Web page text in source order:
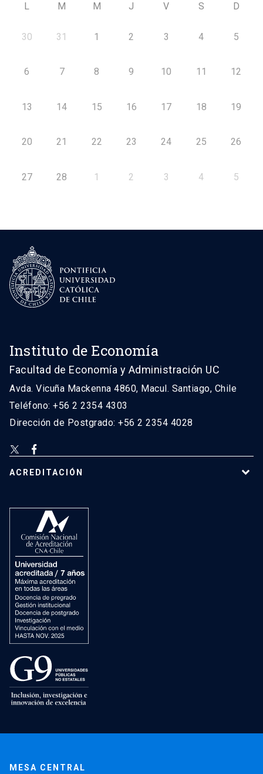
L M M J V S D
30 31 1 2 3 4 5
6 7 8 9 10 11 12
13 14 15 16 17 18 19
20 21 22 23 24 25 26
27 28 1 2 3 4 5
Instituto de Economía
Facultad de Economía y Administración UC
Avda. Vicuña Mackenna 4860, Macul. Santiago, Chile
Teléfono: +56 2 2354 4303
Dirección de Postgrado: +56 2 2354 4028
ACREDITACIÓN
MESA CENTRAL